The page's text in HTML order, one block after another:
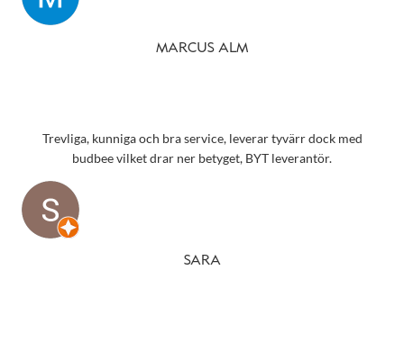
MARCUS ALM
Trevliga, kunniga och bra service, leverar tyvärr dock med
budbee vilket drar ner betyget, BYT leverantör.
SARA